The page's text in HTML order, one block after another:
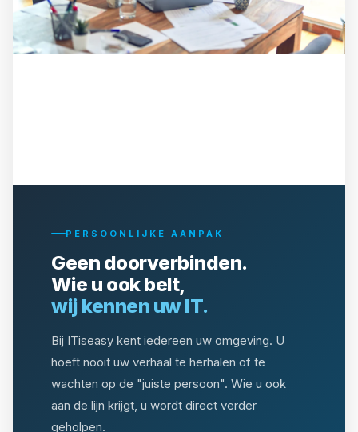
PERSOONLIJKE AANPAK
Geen doorverbinden.
Wie u ook belt,
wij kennen uw IT.
Bij ITiseasy kent iedereen uw omgeving. U
hoeft nooit uw verhaal te herhalen of te
wachten op de "juiste persoon". Wie u ook
aan de lijn krijgt, u wordt direct verder
geholpen.